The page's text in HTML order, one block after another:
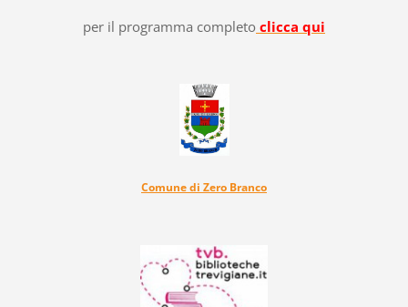
per il programma completo clicca qui
Comune di Zero Branco